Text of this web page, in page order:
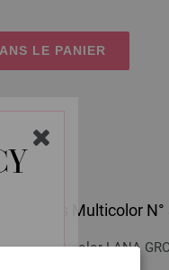
LE PANIER
en bois Multicolor
Multicolor LANA